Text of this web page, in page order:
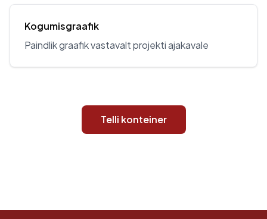
Kogumisgraafik
Paindlik graafik vastavalt projekti ajakavale
Telli konteiner